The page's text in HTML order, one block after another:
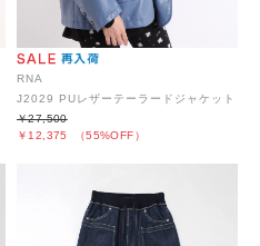
RNA
J2029 PUレザーテーラードジャケット
￥12,375 （55%OFF）
￥27,500